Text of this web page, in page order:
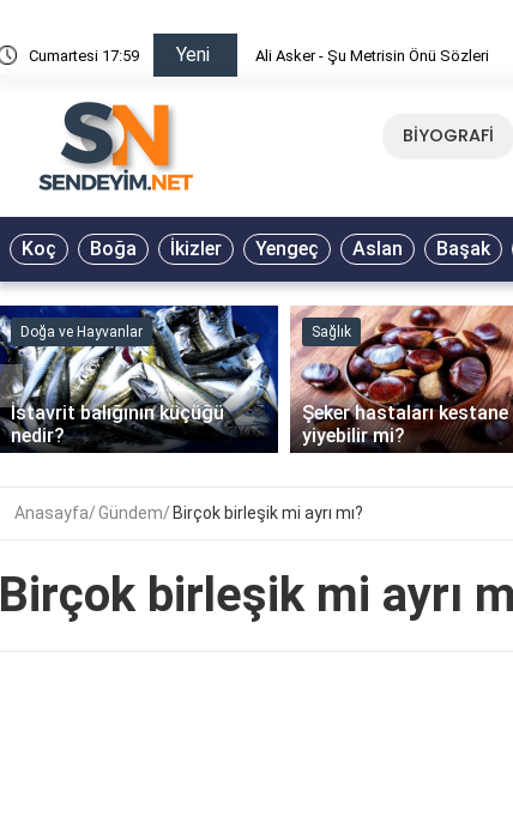
Cumartesi 17:59 Yeni Ali Asker - Şu Metrisin Önü Sözleri
BİYOGRAFİ
Koç Boğa İkizler Yengeç Aslan Başak
Doğa ve Hayvanlar
İstavrit balığının küçüğü
nedir?
Sağlık
Şeker hastaları kestane
yiyebilir mi?
‹
Anasayfa Gündem Birçok birleşik mi ayrı mı?
Birçok birleşik mi ayrı